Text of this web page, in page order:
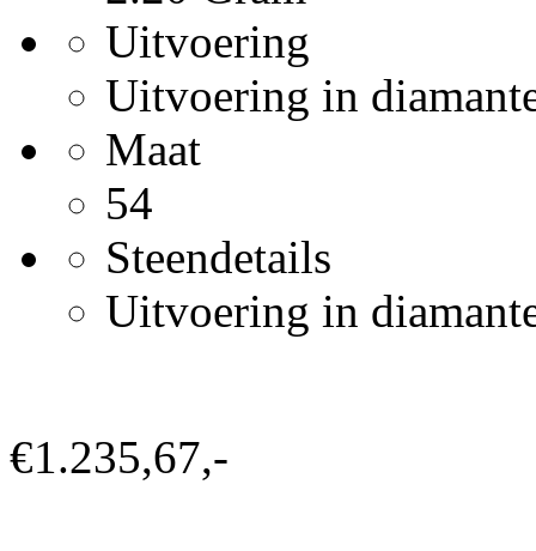
Uitvoering
Uitvoering in
Maat
54
Steendetails
Uitvoering in
€1.235,67,-